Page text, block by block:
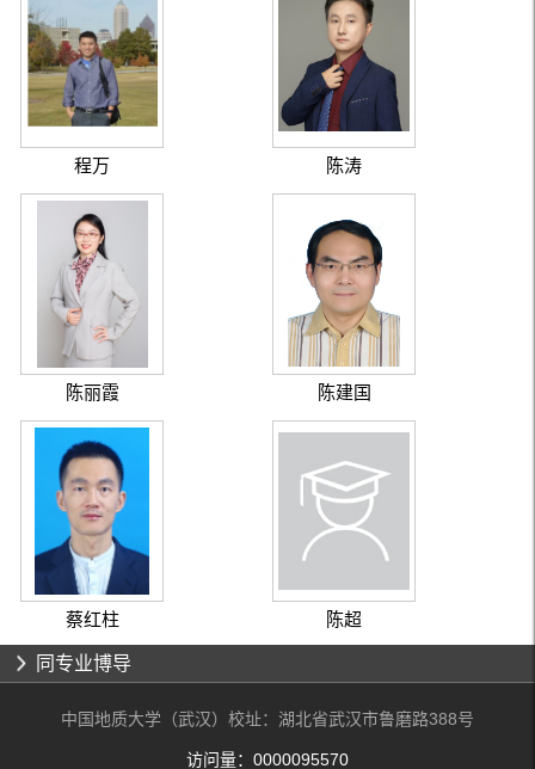
程万 陈涛
陈丽霞 陈建国
蔡红柱 陈超
同专业博导
中国地质大学（武汉）校址：湖北省武汉市鲁磨路388号
访问量： 0000095570